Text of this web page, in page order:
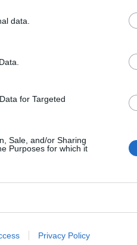
data.
for Targeted
Sale, and/or Sharing
Purposes for which it
Privacy Policy
préstec bancari de l’actual